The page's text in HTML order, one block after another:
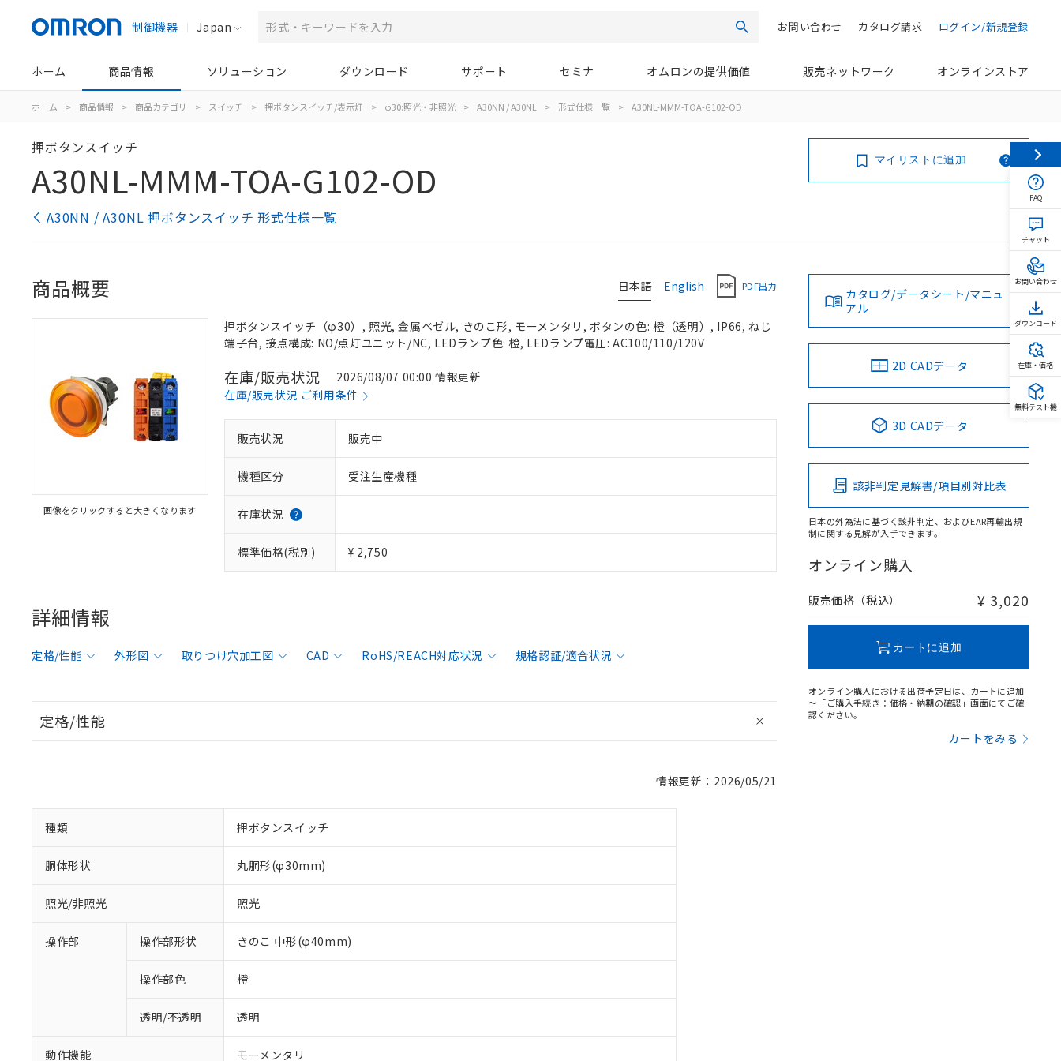
制御機器 Japan 検索 ログイン/新規登録
カタログ請求
お問い合わせ
ホーム 商品情報 ソリューション ダウンロード サポート セミナ オムロンの提供価値 販売ネットワーク オンラインストア
ホーム > 商品情報 > 商品カテゴリ > スイッチ > 押ボタンスイッチ/表示灯 > φ30:照光・非照光 > A30NN / A30NL > 形式仕様一覧 > A30NL-MMM-TOA-G102-OD
押ボタンスイッチ
A30NL-MMM-TOA-G102-OD
A30NN / A30NL 押ボタンスイッチ 形式仕様一覧
マイリストに追加
日本語 English PDF出力
商品概要
画像をクリックすると大きくなります
押ボタンスイッチ（φ30）, 照光, 金属ベゼル, きのこ形, モーメンタリ, ボタンの色: 橙（透明）, IP66, ねじ
端子台, 接点構成: NO/点灯ユニット/NC, LEDランプ色: 橙, LEDランプ電圧: AC100/110/120V
在庫/販売状況
2026/08/07 00:00 情報更新
在庫/販売状況 ご利用条件
販売状況 販売中
機種区分 受注生産機種
在庫状況
標準価格(税別) ¥ 2,750
詳細情報
定格/性能 外形図 取りつけ穴加工図 CAD RoHS/REACH対応状況 規格認証/適合状況
定格/性能
情報更新：2026/05/21
種類 押ボタンスイッチ
胴体形状 丸胴形(φ30mm)
照光/非照光 照光
操作部 操作部形状 きのこ 中形(φ40mm)
操作部色 橙
透明/不透明 透明
動作機能 モーメンタリ
カタログ/データシート/マニュ
アル
2D CADデータ
3D CADデータ
該非判定見解書/項目別対比表
日本の外為法に基づく該非判定、およびEAR再輸出規
制に関する見解が入手できます。
オンライン購入
販売価格（税込） ¥ 3,020
カートに追加
オンライン購入における出荷予定日は、カートに追加
～「ご購入手続き：価格・納期の確認」画面にてご確
認ください。
カートをみる
FAQ
チャット
お問い合わせ
ダウンロード
在庫・価格
無料テスト機